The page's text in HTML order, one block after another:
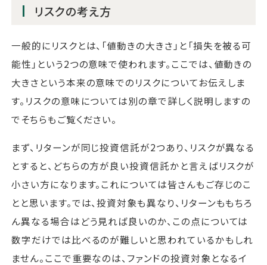
リスクの考え方
一般的にリスクとは、「値動きの大きさ」と「損失を被る可
能性」という2つの意味で使われます。ここでは、値動きの
大きさという本来の意味でのリスクについてお伝えしま
す。リスクの意味については別の章で詳しく説明しますの
でそちらもご覧ください。
まず、リターンが同じ投資信託が2つあり、リスクが異なる
とすると、どちらの方が良い投資信託かと言えばリスクが
小さい方になります。これについては皆さんもご存じのこ
とと思います。では、投資対象も異なり、リターンももちろ
ん異なる場合はどう見れば良いのか、この点については
数字だけでは比べるのが難しいと思われているかもしれ
ません。ここで重要なのは、ファンドの投資対象となるイ